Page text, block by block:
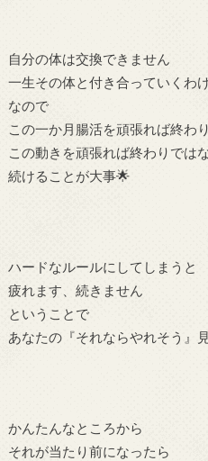
自分の体は交換できません
一生その体と付き合っていくわ
なので
この一か月腸活を頑張れば終わ
この動きを頑張れば終わりでは
続けることが大事🌟
ハードなルールにしてしまうと
疲れます、続きません
ということで
あなたの『それならやれそう』
かんたんなところから
それが当たり前になったら